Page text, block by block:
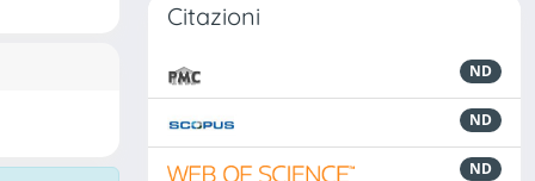
Citazioni
ND
ND
ND